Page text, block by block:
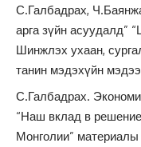
С.Галбадрах,
арга зүйн асуудалд”
Шинжлэх ухаан,
танин мэдэхүйн
С.Галбадрах.
“Наш вклад в
Монголии”